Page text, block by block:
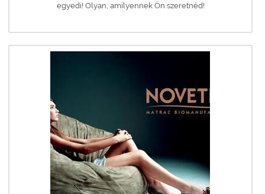
egyedi! Olyan, amilyennek Ön szeretnéd!